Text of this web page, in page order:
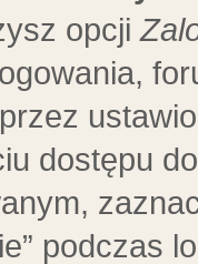
opcji
dostępu
podczas